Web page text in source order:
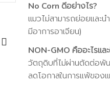
No Corn ดีอย่างไร?
แมวไม่สามารถย่อยและน
มีอาการอาเจียน)
NON-GMO คืออะไรแล
วัตถุดิบที่ไม่ผ่านตัดต่อพั
ลดโอกาสในการแพ้ของ